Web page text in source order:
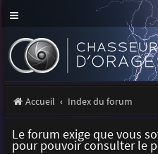
Accueil Index du forum
Le forum exige que vous
pour pouvoir consulter le